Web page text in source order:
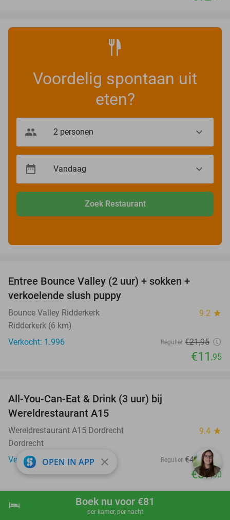
shopping_cart Boek nu
hotel Boek nu voor €81
per kamer, per nacht
Voordelig spontaan uit
eten?
Zoek Restaurant
Entree Bounce Valley (2 uur) + sokken +
verkoelende slush puppy
Bounce Valley Ridderkerk 9.2 star
Ridderkerk (6 km)
Verkocht: 1.996
Regulier €21,95
€11 ,95
All-You-Can-Eat & Drink (3 uur) bij
Wereldrestaurant A15
Wereldrestaurant A15 Dordrecht 9.4 star
Dordrecht
Verkocht: 253
Regulier €46,50
€37,50
favorite_border
Pedicurebehandeling naar keuze (30, 60 of 90
OPEN IN APP close